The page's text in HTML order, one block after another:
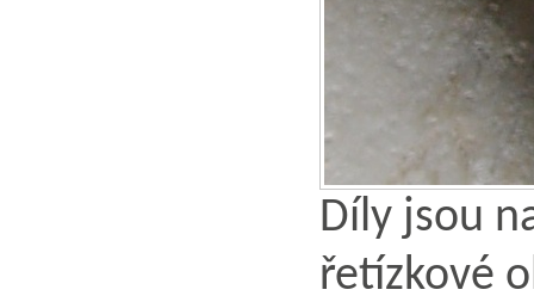
Díly jsou
řetízkové